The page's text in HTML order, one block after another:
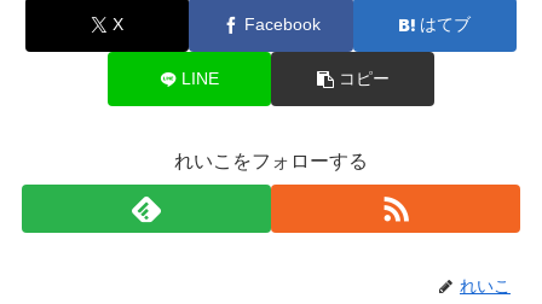
X Facebook はてブ
LINE コピー
れいこをフォローする
れいこ